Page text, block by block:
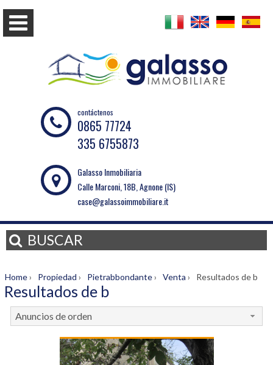
contáctenos
0865 77724
335 6755873
Galasso Inmobiliaria
Calle Marconi, 18B, Agnone (IS)
case@galassoimmobiliare.it
BUSCAR
Home› Propiedad › Pietrabbondante› Venta › Resultados de b
Resultados de b
Anuncios de orden